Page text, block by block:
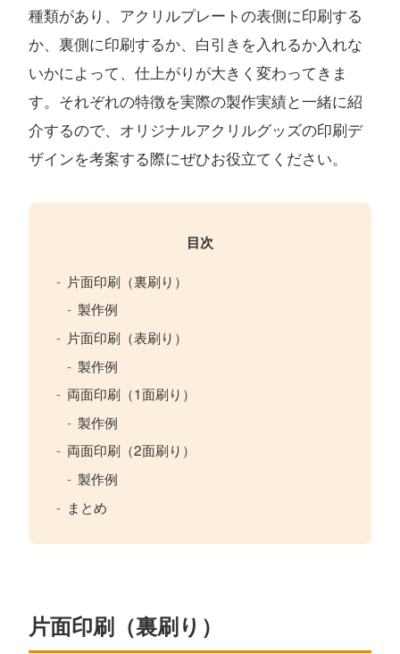
回転アクスタ着せ替えアクスタモーテルキーライトバングル
マスクケース パスケースペットボトルホルダー万年カレンダー
種類があり、アクリルプレートの表側に印刷する
か、裏側に印刷するか、白引きを入れるか入れな
いかによって、仕上がりが大きく変わってきま
す。それぞれの特徴を実際の製作実績と一緒に紹
介するので、オリジナルアクリルグッズの印刷デ
ザインを考案する際にぜひお役立てください。
目次
片面印刷（裏刷り）
製作例
片面印刷（表刷り）
製作例
両面印刷（1面刷り）
製作例
両面印刷（2面刷り）
製作例
まとめ
片面印刷（裏刷り）